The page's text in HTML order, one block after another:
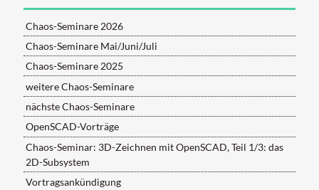
Chaos-Seminare 2026
Chaos-Seminare Mai/Juni/Juli
Chaos-Seminare 2025
weitere Chaos-Seminare
nächste Chaos-Seminare
OpenSCAD-Vorträge
Chaos-Seminar: 3D-Zeichnen mit OpenSCAD, Teil 1/3: das
2D-Subsystem
Vortragsankündigung